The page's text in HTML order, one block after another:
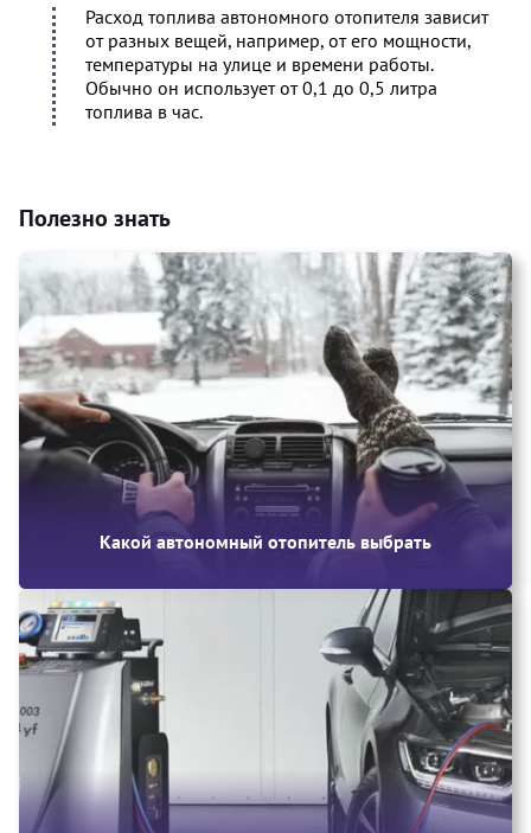
Расход топлива автономного отопителя зависит
от разных вещей, например, от его мощности,
температуры на улице и времени работы.
Обычно он использует от 0,1 до 0,5 литра
топлива в час.
Полезно знать
Какой автономный отопитель выбрать